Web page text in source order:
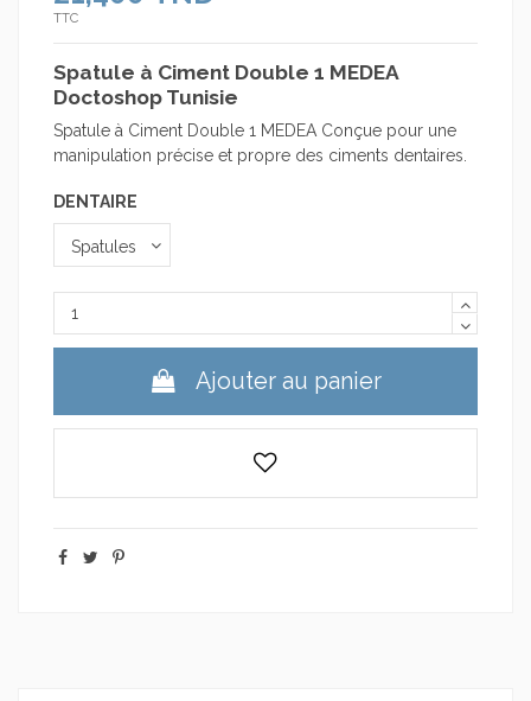
TTC
Spatule à Ciment Double 1 MEDEA
Doctoshop Tunisie
Spatule à Ciment Double 1 MEDEA Conçue pour une
manipulation précise et propre des ciments dentaires.
DENTAIRE
Ajouter au panier